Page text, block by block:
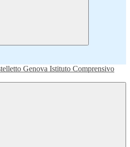
Istituto Comprensivo